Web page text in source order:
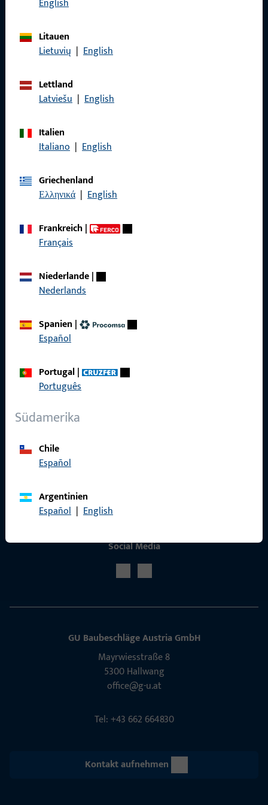
English
Litauen
Lietuvių | English
Lettland
Latviešu | English
Italien
Italiano | English
Griechenland
Ελληνικά | English
Frankreich|
Français
Niederlande|
Nederlands
Spanien |
Español
Portugal|
Português
Südamerika
Chile
Español
Argentinien
Español | English
Impressum
Produkte
Produktkatalog
Social Media
GU Baubeschläge Aus­tria GmbH
Mayrwies­straße 8
5300 Hall­wang
office@g-u.at
Tel: +43 662 664830
Kontakt aufnehmen